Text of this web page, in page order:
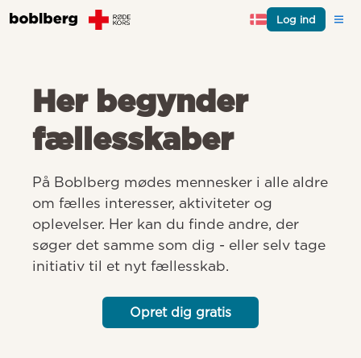
Log ind
Her begynder
fællesskaber
På Boblberg mødes mennesker i alle aldre
om fælles interesser, aktiviteter og
oplevelser. Her kan du finde andre, der
søger det samme som dig - eller selv tage
initiativ til et nyt fællesskab.
Opret dig gratis